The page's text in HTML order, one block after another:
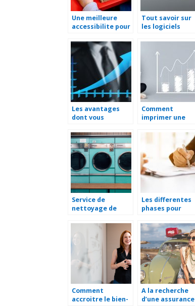
Une meilleure
accessibilite pour
formations!
Tout savoir sur
les logiciels
management
Les avantages
dont vous
une SASU
Comment
imprimer une
Service de
nettoyage de
les entreprises en
ont recours ?
Les differentes
phases pour
competences
Comment
accroitre le bien-
A la recherche
d’une assurance